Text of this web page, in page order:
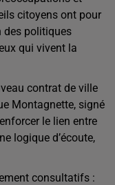
citoyens ont pour
des politiques
qui vivent la
contrat de ville
Montagnette, signé
le lien entre
logique d’écoute,
consultatifs :